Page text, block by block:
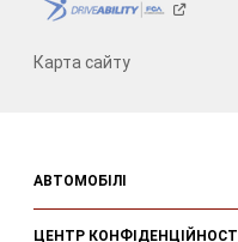
Карта сайту
АВТОМОБІЛІ
ЦЕНТР КОНФІДЕНЦІЙНОСТІ